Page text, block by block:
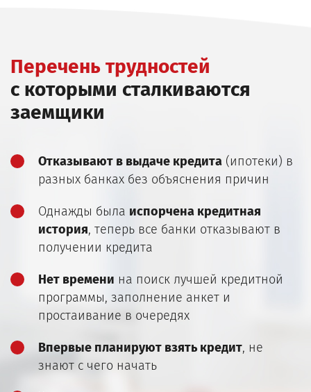
Перечень трудностей
с которыми сталкиваются
заемщики
Отказывают в выдаче кредита (ипотеки) в
разных банках без объяснения причин
Однажды была испорчена кредитная
история, теперь все банки отказывают в
получении кредита
Нет времени на поиск лучшей кредитной
программы, заполнение анкет и
простаивание в очередях
Впервые планируют взять кредит, не
знают с чего начать